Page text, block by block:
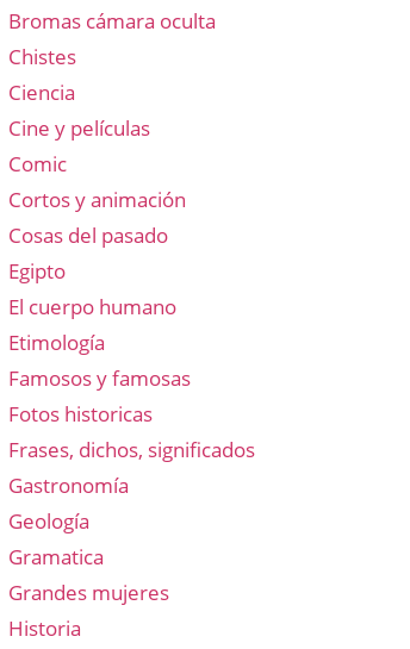
Bromas cámara oculta
Chistes
Ciencia
Cine y películas
Comic
Cortos y animación
Cosas del pasado
Egipto
El cuerpo humano
Etimología
Famosos y famosas
Fotos historicas
Frases, dichos, significados
Gastronomía
Geología
Gramatica
Grandes mujeres
Historia